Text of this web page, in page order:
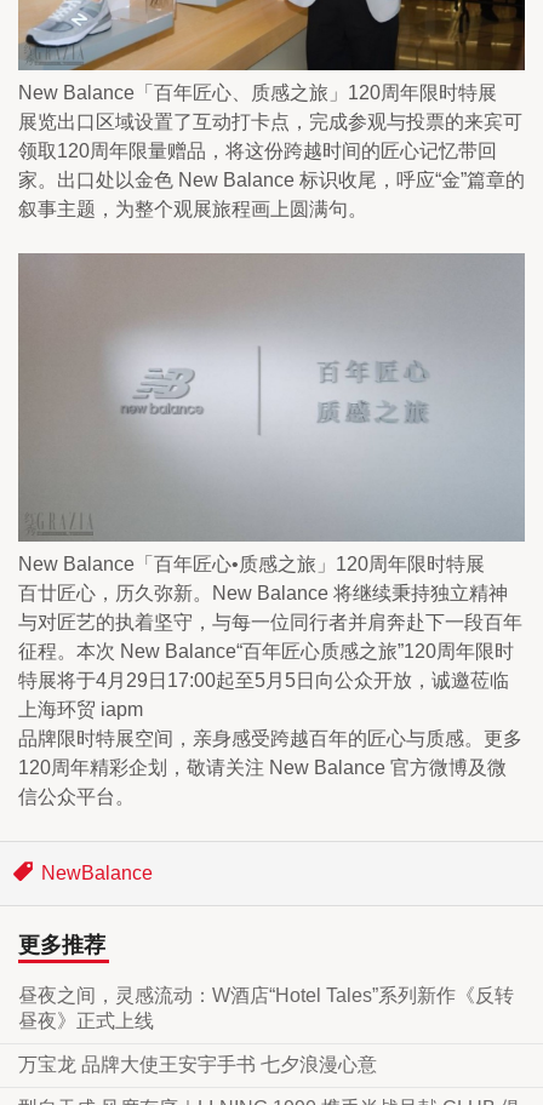
New Balance「百年匠心、质感之旅」120周年限时特展
展览出口区域设置了互动打卡点，完成参观与投票的来宾可
领取120周年限量赠品，将这份跨越时间的匠心记忆带回
家。出口处以金色 New Balance 标识收尾，呼应“金”篇章的
叙事主题，为整个观展旅程画上圆满句。
New Balance「百年匠心•质感之旅」120周年限时特展
百廿匠心，历久弥新。New Balance 将继续秉持独立精神
与对匠艺的执着坚守，与每一位同行者并肩奔赴下一段百年
征程。本次 New Balance“百年匠心质感之旅”120周年限时
特展将于4月29日17:00起至5月5日向公众开放，诚邀莅临
上海环贸 iapm
品牌限时特展空间，亲身感受跨越百年的匠心与质感。更多
120周年精彩企划，敬请关注 New Balance 官方微博及微
信公众平台。
NewBalance
更多推荐
昼夜之间，灵感流动：W酒店“Hotel Tales”系列新作《反转
昼夜》正式上线
万宝龙 品牌大使王安宇手书 七夕浪漫心意